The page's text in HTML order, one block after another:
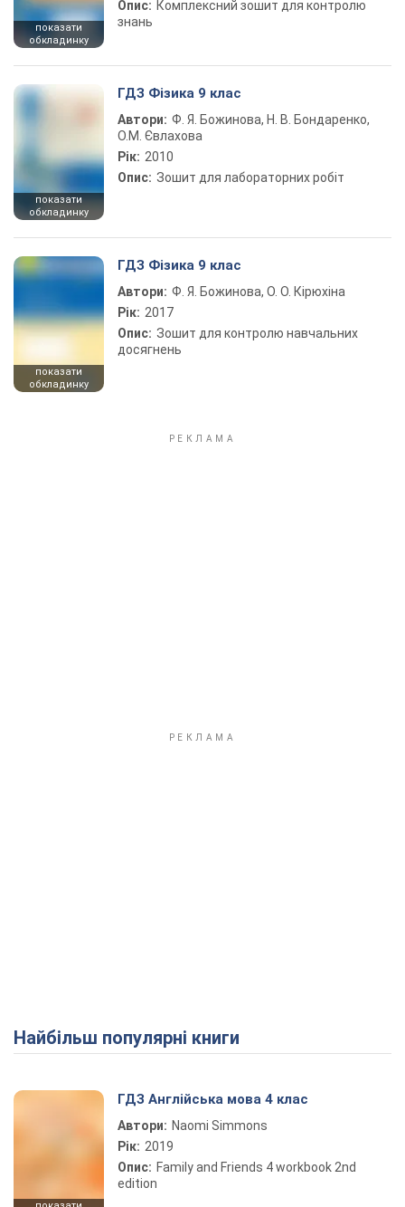
показати
обкладинку
Опис: Комплексний зошит для контролю
знань
показати
обкладинку
ГДЗ Фізика 9 клас
Автори: Ф. Я. Божинова, Н. В. Бондаренко,
О.М. Євлахова
Рік: 2010
Опис: Зошит для лабораторних робіт
показати
обкладинку
ГДЗ Фізика 9 клас
Автори: Ф. Я. Божинова, О. О. Кірюхіна
Рік: 2017
Опис: Зошит для контролю навчальних
досягнень
Найбільш популярні книги
ГДЗ Англійська мова 4 клас
Автори: Naomi Simmons
Рік: 2019
Опис: Family and Friends 4 workbook 2nd
edition